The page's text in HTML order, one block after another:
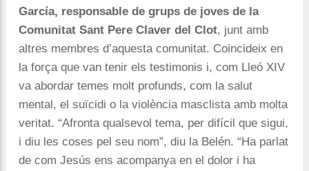
García, responsable de grups de joves de la
Comunitat Sant Pere Claver del Clot, junt amb
altres membres d’aquesta comunitat. Coincideix en
la força que van tenir els testimonis i, com Lleó XIV
va abordar temes molt profunds, com la salut
mental, el suïcidi o la violència masclista amb molta
veritat. “Afronta qualsevol tema, per difícil que sigui,
i diu les coses pel seu nom”, diu la Belén. “Ha parlat
de com Jesús ens acompanya en el dolor i ha